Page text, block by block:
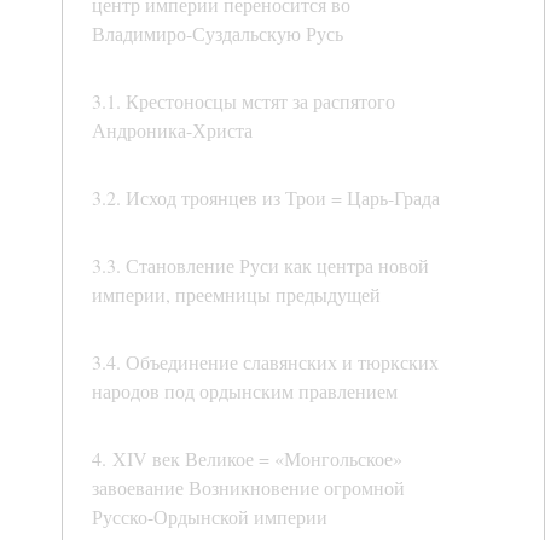
Владимиро-Суздальскую Русь
3.1. Крестоносцы мстят за распятого
Андроника-Христа
3.2. Исход троянцев из Трои = Царь-Града
3.3. Становление Руси как центра новой
империи, преемницы предыдущей
3.4. Объединение славянских и тюркских
народов под ордынским правлением
4. XIV век Великое = «Монгольское»
завоевание Возникновение огромной
Русско-Ордынской империи